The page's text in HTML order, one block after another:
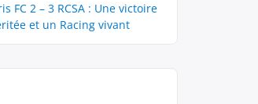
FC 2 – 3 RCSA : Une victoire
et un Racing vivant